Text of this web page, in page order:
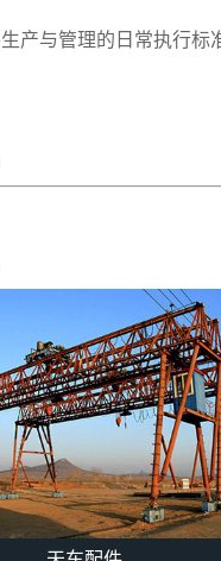
产与管理的日常执行标